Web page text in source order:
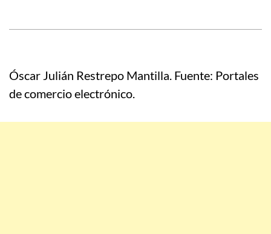
Óscar Julián Restrepo Mantilla. Fuente: Portales
de comercio electrónico.